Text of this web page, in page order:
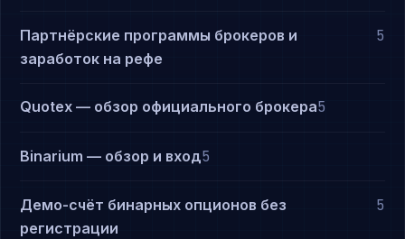
Партнёрские программы брокеров и
заработок на рефе
5
Quotex — обзор официального брокера5
Binarium — обзор и вход5
Демо-счёт бинарных опционов без
регистрации
5